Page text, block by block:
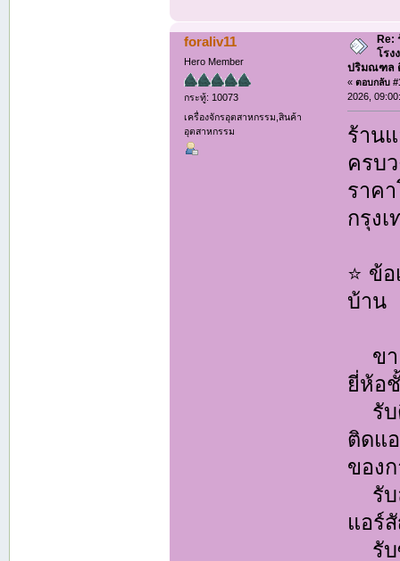
foraliv11
Hero Member
กระทู้: 10073
เครื่องจักรอุตสาหกรรม,สินค้า
อุตสาหกรรม
Re:
โรง
ปริมณฑล
«ตอบกลับ
2026,
ร้าน
ครบ
ราค
กรุง
⭐ ข้
บ้าน
ขา
ยี่ห้อ
รับ
ติดแ
ของ
รับ
แอร์
รับ